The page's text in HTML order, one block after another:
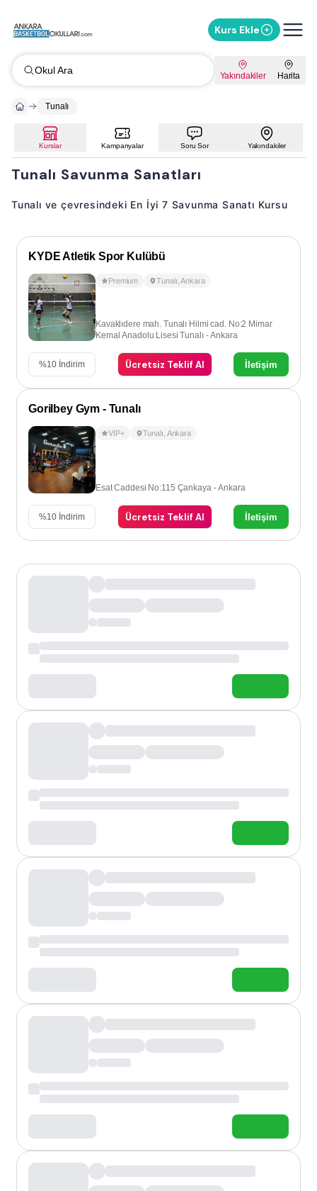
Kurs Ekle
Okul Ara Yakındakiler Harita
Tunalı
Kurslar Kampanyalar Soru Sor Yakındakiler
Tunalı Savunma Sanatları
Tunalı ve çevresindeki En İyi 7 Savunma Sanatı Kursu
KYDE Atletik Spor Kulübü
Premium Tunalı ,Ankara
Kavaklıdere mah. Tunalı Hilmi cad. No:2 Mimar
Kemal Anadolu Lisesi Tunalı - Ankara
%10 İndirim Ücretsiz Teklif Al İletişim
Gorilbey Gym - Tunalı
VIP+ Tunalı Ankara
Esat Caddesi No:115 Çankaya - Ankara
%10 İndirim Ücretsiz Teklif Al İletişim